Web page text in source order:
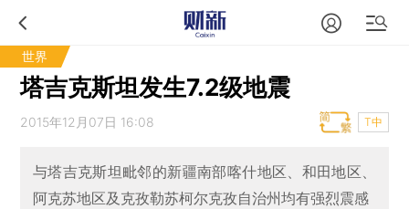
世界
塔吉克斯坦发生7.2级地震
2015年12月07日 16:08 T中
与塔吉克斯坦毗邻的新疆南部喀什地区、和田地区、
阿克苏地区及克孜勒苏柯尔克孜自治州均有强烈震感